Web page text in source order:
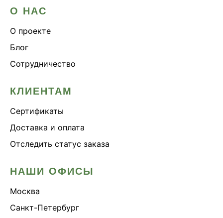
О НАС
О проекте
Блог
Сотрудничество
КЛИЕНТАМ
Сертификаты
Доставка и оплата
Отследить статус заказа
НАШИ ОФИСЫ
Москва
Санкт-Петербург